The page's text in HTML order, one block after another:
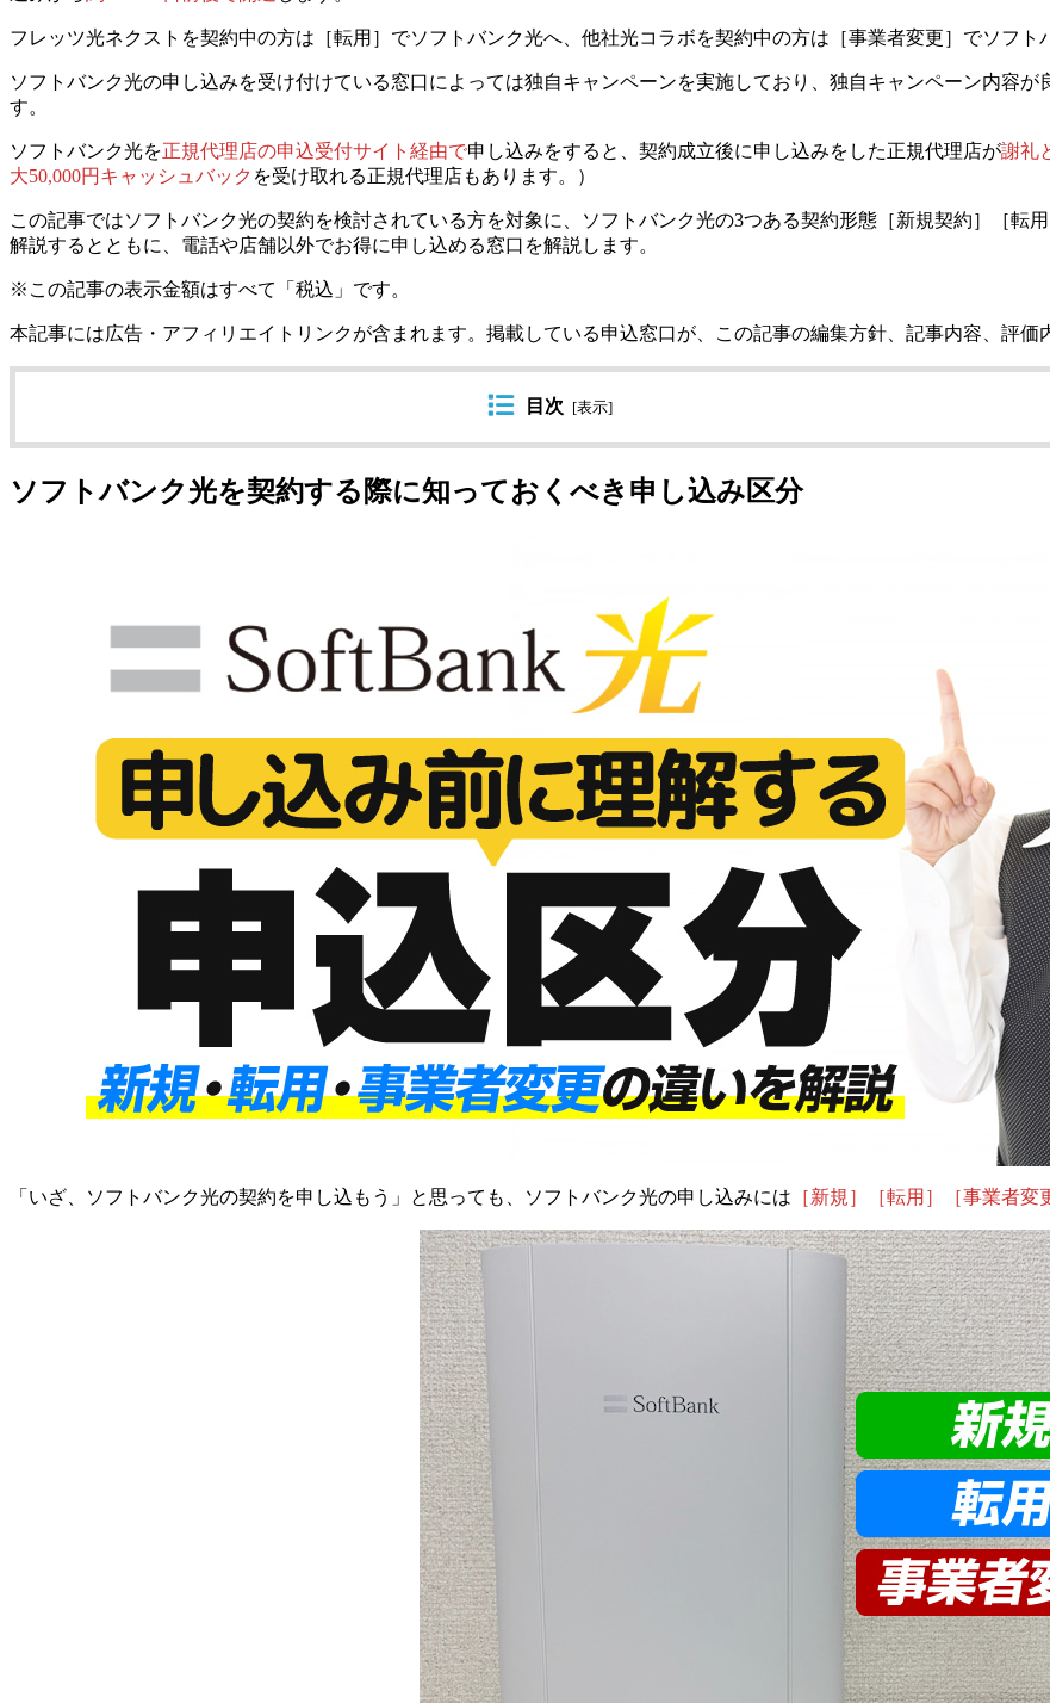
フレッツ光ネクストを契約中の方は［転用］でソフトバンク光へ、他社光コラボを契約中の方は［事業者変更］でソフト
ソフトバンク光の申し込みを受け付けている窓口によっては独自キャンペーンを実施しており、 独自キャンペーン内容が
す。
ソフトバンク光を正規代理店の申込受付サイト経由で申し込みをすると、 契約成立後に申し込みをした正規代理店が謝礼
大50,000円キャッシュバック を受け取れる正規代理店もあります。）
この記事ではソフトバンク光の契約を検討されている方を対象に、ソフトバンク光の3つある契約形態［新規契約］［転
解説するとともに、電話や店舗以外でお得に申し込める窓口を解説します。
※この記事の表示金額はすべて「税込」です。
本記事には広告・アフィリエイトリンクが含まれます。掲載している申込窓口が、この記事の編集方針、記事内容、評価
目次 [表示]
ソフトバンク光を契約する際に知っておくべき申し込み区分
「いざ、ソフトバンク光の契約を申し込もう」と思っても、 ソフトバンク光の申し込みには ［新規］［転用］［事業者変